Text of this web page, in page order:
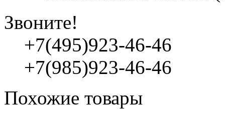
Звоните!
+7(495)923-46-46
+7(985)923-46-46
Похожие товары